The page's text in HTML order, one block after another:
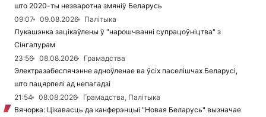
што 2020-ты незваротна змяніў Беларусь
09:07
09.08.2026
Палітыка
Лукашэнка зацікаўлены ў "нарошчванні супрацоўніцтва" з
Сінгапурам
23:56
08.08.2026
Грамадства
Электразабеспячэнне адноўленае ва ўсіх паселішчах Беларусі,
што пацярпелі ад непагадзі
21:54
08.08.2026
Грамадства, Палітыка
Вячорка: Цікавасць да канферэнцыі "Новая Беларусь" вызначае